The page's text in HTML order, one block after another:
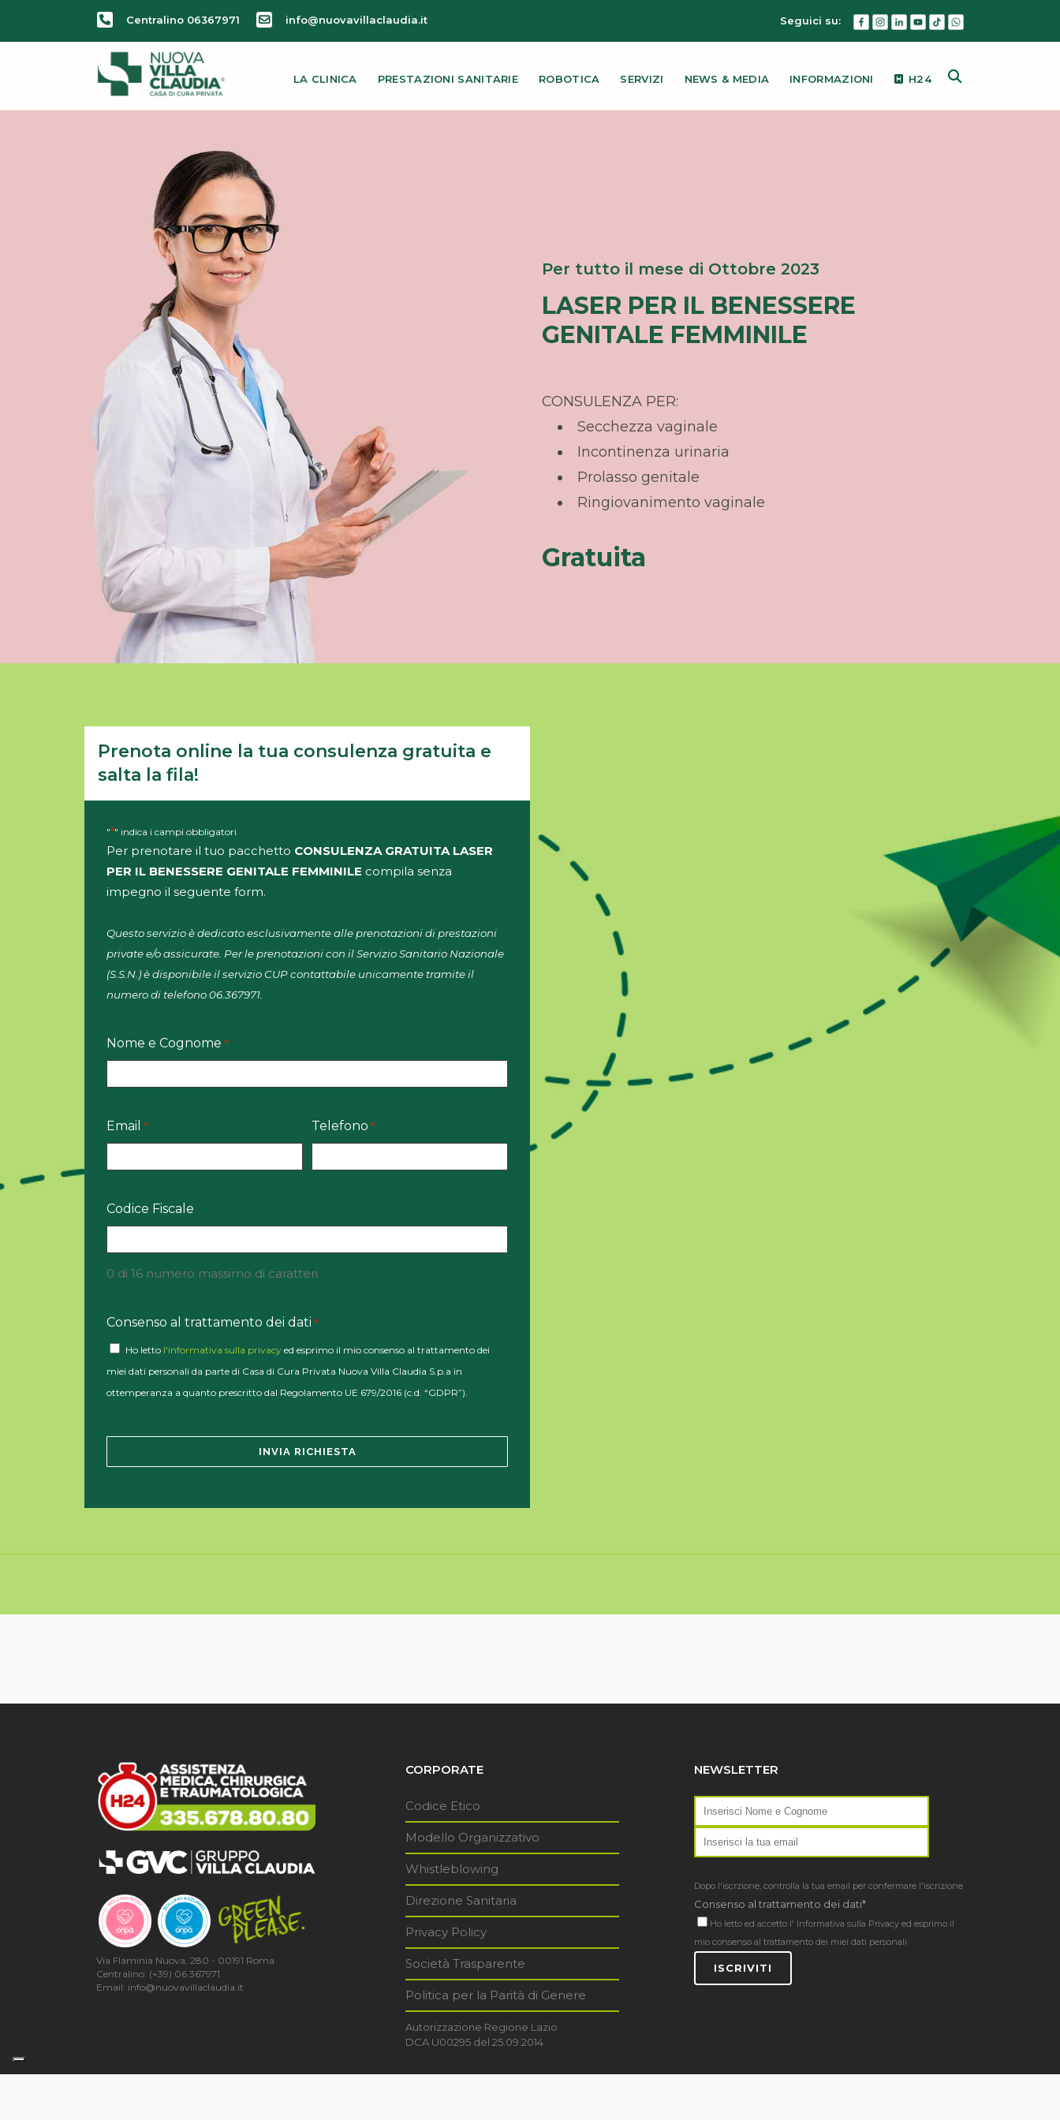
Centralino 06367971 info@nuovavillaclaudia.it Seguici su:
LA CLINICA PRESTAZIONI SANITARIE ROBOTICA SERVIZI NEWS & MEDIA INFORMAZIONI H24
Per tutto il mese di Ottobre 2023
LASER PER IL BENESSERE
GENITALE FEMMINILE
CONSULENZA PER:
Secchezza vaginale
Incontinenza urinaria
Prolasso genitale
Ringiovanimento vaginale
Gratuita
Prenota online la tua consulenza gratuita e
salta la fila!
"*" indica i campi obbligatori
Per prenotare il tuo pacchetto CONSULENZA GRATUITA LASER
PER IL BENESSERE GENITALE FEMMINILE compila senza
impegno il seguente form.
Questo servizio è dedicato esclusivamente alle prenotazioni di prestazioni
private e/o assicurate. Per le prenotazioni con il Servizio Sanitario Nazionale
(S.S.N.) è disponibile il servizio CUP contattabile unicamente tramite il
numero di telefono 06.367971.
Nome e Cognome *
Email * Telefono *
Codice Fiscale
0 di 16 numero massimo di caratteri
Consenso al trattamento dei dati *
Ho letto l'informativa sulla privacy ed esprimo il mio consenso al trattamento dei
miei dati personali da parte di Casa di Cura Privata Nuova Villa Claudia S.p.a in
ottemperanza a quanto prescritto dal Regolamento UE 679/2016 (c.d. “GDPR”).
Via Flaminia Nuova, 280 - 00191 Roma
Centralino: (+39) 06 367971
Email: info@nuovavillaclaudia.it
CORPORATE
Codice Etico
Modello Organizzativo
Whistleblowing
Direzione Sanitaria
Privacy Policy
Società Trasparente
Politica per la Parità di Genere
Autorizzazione Regione Lazio
DCA U00295 del 25.09.2014
NEWSLETTER
Dopo l'iscrzione, controlla la tua email per confermare l'iscrizione
Consenso al trattamento dei dati*
Ho letto ed accetto l' Informativa sulla Privacy ed esprimo il
mio consenso al trattamento dei miei dati personali
ISCRIVITI